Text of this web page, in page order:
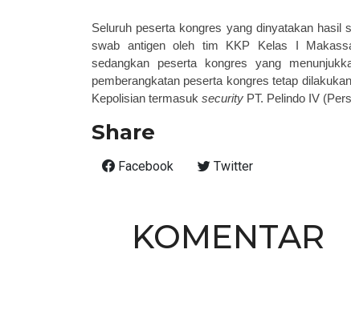
Seluruh peserta kongres yang dinyatakan hasil
swab antigenoleh tim KKP Kelas I
sedangkan peserta kongres yang
pemberangkatan peserta kongrestetap dilakukan
Kepolisian termasuk security PT. Pelindo IV
Share
Facebook Twitter
KOMENTAR